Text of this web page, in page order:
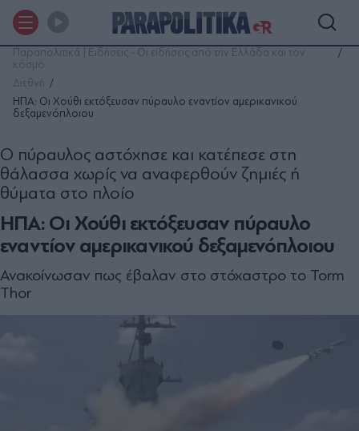
Παραπολιτικά | Ειδήσεις - Οι ειδήσεις από την Ελλάδα και τον
κόσμο
Διεθνή
ΗΠΑ: Oι Χούθι εκτόξευσαν πύραυλο εναντίον αμερικανικού
δεξαμενόπλοιου
ΗΠΑ: Oι Χούθι εκτόξευσαν πύραυλο
εναντίον αμερικανικού δεξαμενόπλοιου
Ο πύραυλος αστόχησε και κατέπεσε στη
θάλασσα χωρίς να αναφερθούν ζημιές ή
θύματα στο πλοίο
Ανακοίνωσαν πως έβαλαν στο στόχαστρο το Torm
Thor